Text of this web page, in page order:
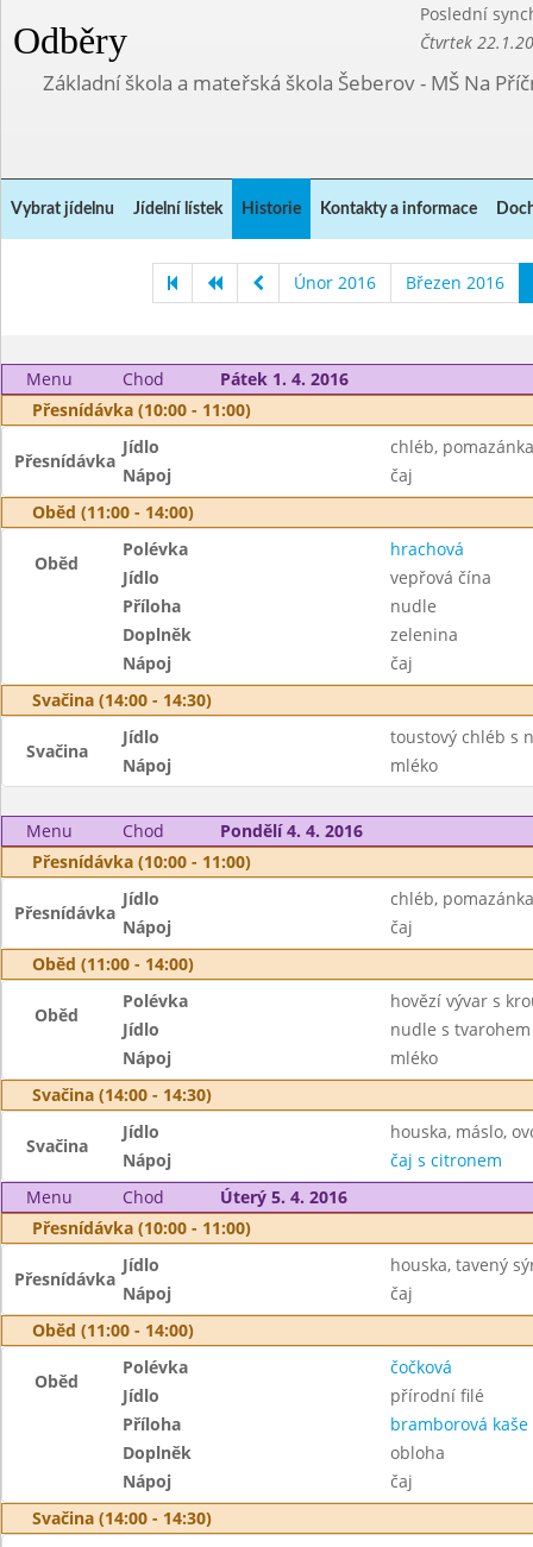
Odběry
Poslední
Čtvrtek
Základní škola a mateřská škola Šeberov - MŠ Na
Vybrat jídelnu Jídelní lístek Historie Kontakty a informace
Únor 2016 Březen 2016
Menu Chod
Pátek 1. 4. 2016
Přesnídávka (10:00 - 11:00)
Přesnídávka
Jídlo
chléb,
Nápoj
čaj
Oběd (11:00 - 14:00)
Oběd
Polévka
hrachová
Jídlo
vepřová čína
Příloha
nudle
Doplněk
zelenina
Nápoj
čaj
Svačina (14:00 - 14:30)
Svačina
Jídlo
toustový chléb s
Nápoj
mléko
Menu Chod
Pondělí 4. 4. 2016
Přesnídávka (10:00 - 11:00)
Přesnídávka
Jídlo
chléb,
Nápoj
čaj
Oběd (11:00 - 14:00)
Oběd
Polévka
hovězí vývar s
Jídlo
nudle s tvarohem
Nápoj
mléko
Svačina (14:00 - 14:30)
Svačina
Jídlo
houska, máslo,
Nápoj
čaj s citronem
Menu
Chod
Úterý 5. 4. 2016
Přesnídávka (10:00 - 11:00)
Přesnídávka
Jídlo
houska, tavený
Nápoj
čaj
Oběd (11:00 - 14:00)
Oběd
Polévka
čočková
Jídlo
přírodní filé
Příloha
bramborová kaše
Doplněk
obloha
Nápoj
čaj
Svačina (14:00 - 14:30)